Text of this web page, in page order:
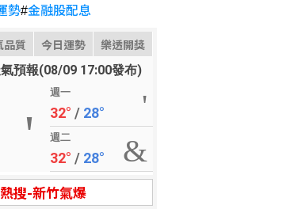
勢#金融股配息
品質 今日運勢 樂透開獎
預報(08/09 17:00發布)
週一
32° / 28°
週二
32° / 28°
搜-新竹氣爆